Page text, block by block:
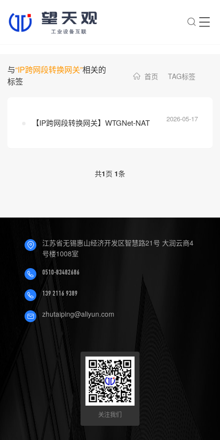
与“IP跨网段转换网关”相关的
标签
首页 TAG标签
【IP跨网段转换网关】WTGNet-NAT 2026-05-17
共1页 1条
江苏省无锡惠山经济开发区智慧路21号 大润云商4
号楼1008室
0510-83482686
139 2116 9389
zhutaiping@aliyun.com
关注我们
AI智能助手
常见问题
2.望天观网关支持哪些组网方
服务？